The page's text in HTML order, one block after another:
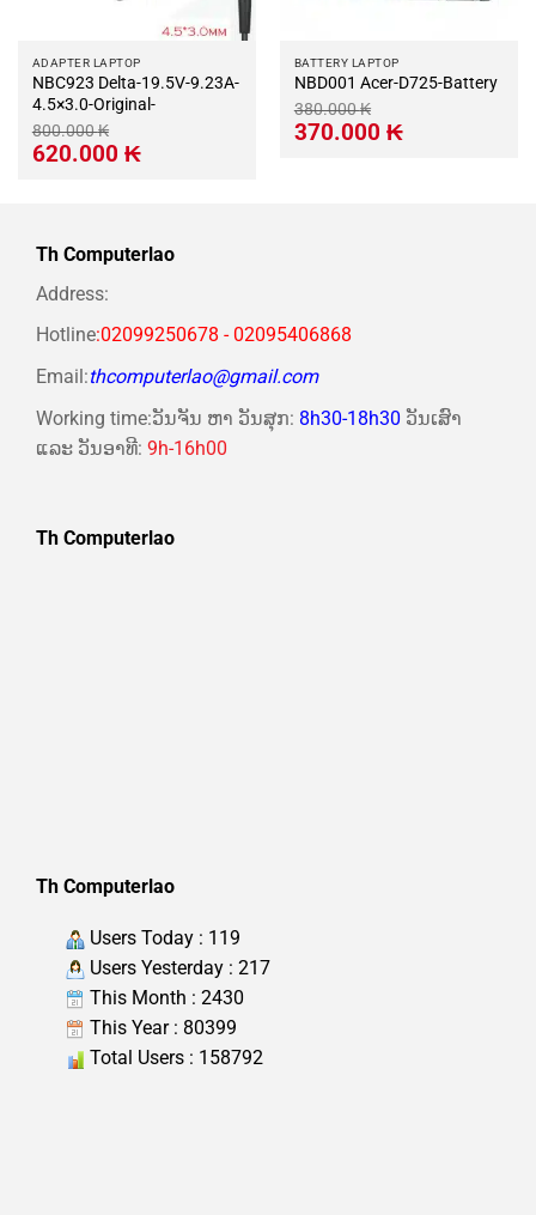
ADAPTER LAPTOP
NBC923 Delta-19.5V-9.23A-
4.5×3.0-Original-
800.000₭
Giá
gốc
620.000 ₭Giá
hiện
BATTERY LAPTOP
NBD001 Acer-D725-Battery
380.000₭
Giá
gốc
370.000 ₭Giá
hiện
Th Computerlao
Address:
Hotline:02099250678 - 02095406868
Email:thcomputerlao@gmail.com
Working time:ວັນຈັນ ຫາ ວັນສຸກ: 8h30-18h30 ວັນເສົາ
ແລະ ວັນອາທີ: 9h-16h00
Th Computerlao
Th Computerlao
Users Today : 119
Users Yesterday : 217
This Month : 2430
This Year : 80399
Total Users : 158792